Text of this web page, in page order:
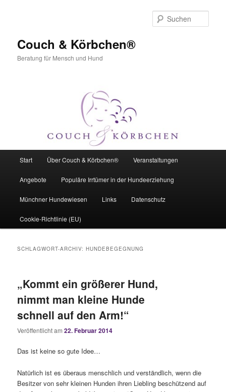
Couch & Körbchen®
Beratung für Mensch und Hund
Start Über Couch & Körbchen® Veranstaltungen
Angebote Populäre Irrtümer in der Hundeerziehung
Münchner Hundewiesen Links Datenschutz
Cookie-Richtlinie (EU)
SCHLAGWORT-ARCHIV:HUNDEBEGEGNUNG
„Kommt ein größerer Hund,
nimmt man kleine Hunde
schnell auf den Arm!“
Veröffentlicht am22. Februar 2014
Das ist keine so gute Idee…
Natürlich ist es überaus menschlich und verständlich, wenn die
Besitzer von sehr kleinen Hunden ihren Liebling beschützend auf